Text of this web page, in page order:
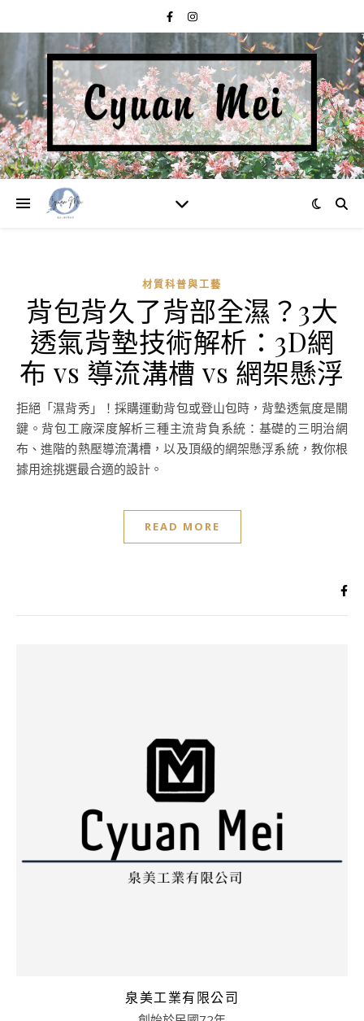
材質科普與工藝
背包背久了背部全濕？3大
透氣背墊技術解析：3D網
布 vs 導流溝槽 vs 網架懸浮
拒絕「濕背秀」！採購運動背包或登山包時，背墊透氣度是關
鍵。背包工廠深度解析三種主流背負系統：基礎的三明治網
布、進階的熱壓導流溝槽，以及頂級的網架懸浮系統，教你根
據用途挑選最合適的設計。
READ MORE
泉美工業有限公司